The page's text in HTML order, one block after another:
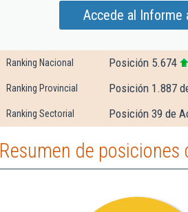
Accede al Informe
Ranking Nacional Posición 5.674
Ranking Provincial Posición 1.887
Ranking Sectorial Posición 39 de
Resumen de posiciones